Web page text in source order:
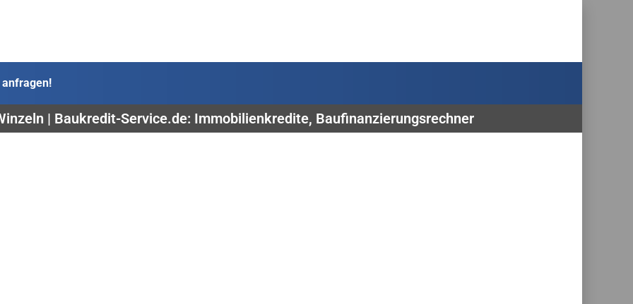
| Baukredit-Service.de: Immobilienkredite, Baufinanzierungsrechner